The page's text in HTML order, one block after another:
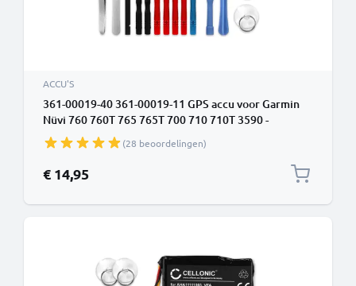
ACCU'S
361-00019-40 361-00019-11 GPS accu voor Garmin
Nüvi 760 760T 765 765T 700 710 710T 3590 -
1250mAh + Schroevendraaier-set vervangende
batterij navigatie
(28 beoordelingen)
€ 14,95